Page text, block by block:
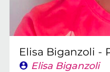
Elisa Biganzoli -
Elisa Biganzoli